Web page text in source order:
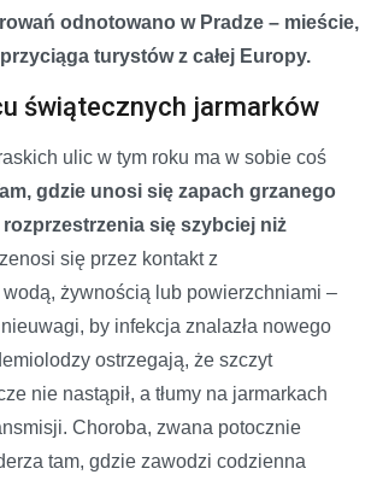
odnotowano w Pradze – mieście,
turystów z całej Europy.
świątecznych jarmarków
ulic w tym roku ma w sobie coś
gdzie unosi się zapach grzanego
się szybciej niż
się przez kontakt z
żywnością lub powierzchniami –
by infekcja znalazła nowego
ostrzegają, że szczyt
nie nastąpił, a tłumy na jarmarkach
Choroba, zwana potocznie
tam, gdzie zawodzi codzienna